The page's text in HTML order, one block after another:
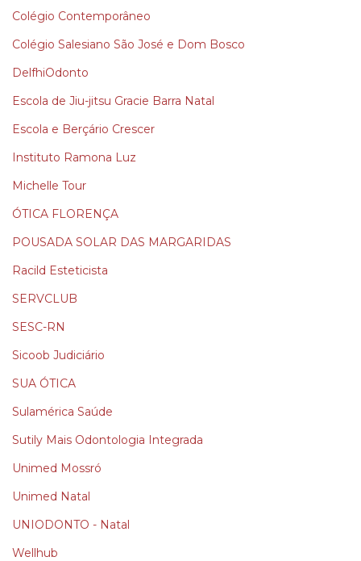
Colégio Contemporâneo
Colégio Salesiano São José e Dom Bosco
DelfhiOdonto
Escola de Jiu-jitsu Gracie Barra Natal
Escola e Berçário Crescer
Instituto Ramona Luz
Michelle Tour
ÓTICA FLORENÇA
POUSADA SOLAR DAS MARGARIDAS
Racild Esteticista
SERVCLUB
SESC-RN
Sicoob Judiciário
SUA ÓTICA
Sulamérica Saúde
Sutily Mais Odontologia Integrada
Unimed Mossró
Unimed Natal
UNIODONTO - Natal
Wellhub